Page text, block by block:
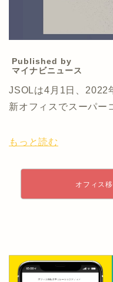
Published by
マイナビニュース
JSOLは4月1日、2022
新オフィスでスーパ
もっと読む
オフィス